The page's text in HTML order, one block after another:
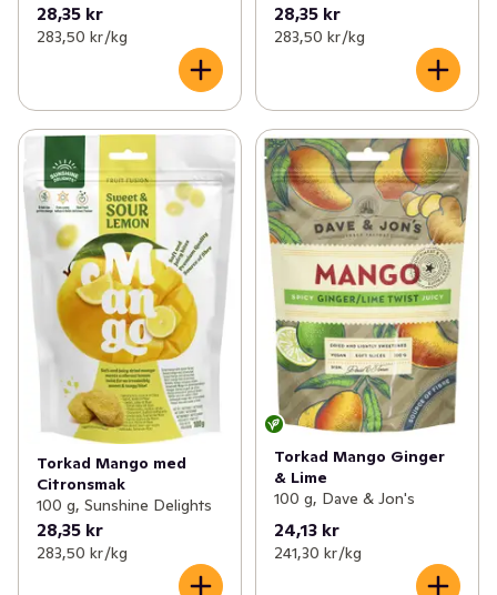
28,35 kr
283,50 kr /kg
28,35 kr
283,50 kr /kg
Torkad Mango med
Citronsmak
100 g, Sunshine Delights
28,35 kr
283,50 kr /kg
Torkad Mango Ginger
& Lime
100 g, Dave & Jon's
24,13 kr
241,30 kr /kg